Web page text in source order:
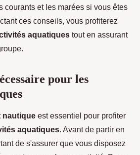
courants et les marées si vous êtes
ces conseils, vous profiterez
aquatiques tout en assurant
pour les
nautique est essentiel pour profiter
aquatiques. Avant de partir en
de s'assurer que vous disposez